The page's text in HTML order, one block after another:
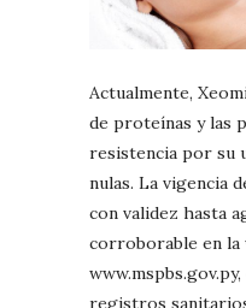
Actualmente,
de proteínas y las
resistencia por su
nulas. La vigencia
con validez hasta
corroborable en la
registros